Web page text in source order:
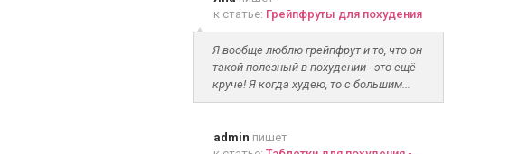
к статье: Грейпфруты для похудения
Я вообще люблю грейпфрут и то, что он
такой полезный в похудении - это ещё
круче! Я когда худею, то с большим...
admin пишет